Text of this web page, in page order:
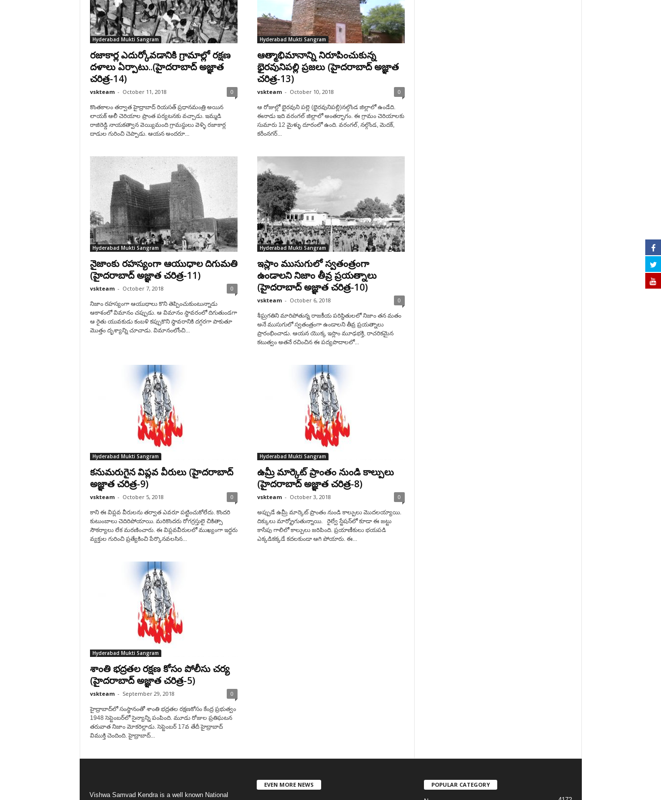
Hyderabad Mukti Sangram
రజాకార్ల ఎదుర్కోవడానికి గ్రామాల్లో రక్షణ
దళాలు ఏర్పాటు..(హైదరాబాద్ అజ్ఞాత
చరిత్ర-14)
vskteam - October 11, 2018 0
కొంతకాలం తర్వాత హైద్రాబాద్ రియసత్ ప్రధానమంత్రి అయిన
లాయక్ ఆలీ చెరియాల ప్రాంత పర్యటనకు వచ్చాడు. ఇమ్మడి
రాజిరెడ్డి నాయకత్వాన వెయ్యిమంది గ్రామస్థులు వెళ్ళి రజాకార్ల
దాడుల గురించి చెప్పాడు. ఆయన అందరూ...
Hyderabad Mukti Sangram
ఆత్మాభిమానాన్ని నిరూపించుకున్న
భైరవునిపల్లి ప్రజలు (హైదరాబాద్ అజ్ఞాత
చరిత్ర-13)
vskteam - October 10, 2018 0
ఆ రోజుల్లో భైరవుని పల్లె (భైరవునిపల్లి)నల్గొండ జిల్లాలో ఉండేది.
ఈనాడు ఇది వరంగల్ జిల్లాలో అంతర్భాగం. ఈ గ్రామం చెరియాలకు
సుమారు 12 మైళ్ళు దూరంలో ఉంది. వరంగల్, నల్గొండ, మెదక్,
కరీంనగర్...
Hyderabad Mukti Sangram
నైజాంకు రహస్యంగా ఆయుధాల దిగుమతి
(హైదరాబాద్ అజ్ఞాత చరిత్ర-11)
vskteam - October 7, 2018 0
నిజాం రహస్యంగా ఆయుధాలు కొని తెప్పించుకుంటున్నాడు
ఆకాశంలో విమానం చప్పుడు. ఆ విమానం స్థావరంలో దిగుతుండగా
ఆ రైతు యువకుడు కంబళి కప్పుకొని స్థావరానికి దగ్గరగా పాకుతూ
మొత్తం దృశ్యాన్ని చూచాడు. విమానంలోంచి...
Hyderabad Mukti Sangram
ఇస్లాం ముసుగులో స్వతంత్రంగా
ఉండాలని నిజాం తీవ్ర ప్రయత్నాలు
(హైదరాబాద్ అజ్ఞాత చరిత్ర-10)
vskteam - October 6, 2018 0
శీఘ్రగతిని మారిపోతున్న రాజకీయ పరిస్థితులలో నిజాం తన మతం
అనే ముసుగులో స్వతంత్రంగా ఉండాలని తీవ్ర ప్రయత్నాలు
ప్రారంభించాడు. ఆయన యొక్క ఇస్లాం మూఢభక్తి, రాచరికమైన
కటుత్వం అతనే రచించిన ఈ పద్యపాదాలలో...
Hyderabad Mukti Sangram
కనుమరుగైన విప్లవ వీరులు (హైదరాబాద్
అజ్ఞాత చరిత్ర-9)
vskteam - October 5, 2018 0
కాని ఈ విప్లవ వీరులను తర్వాత ఎవరూ పట్టించుకోలేదు. కొందరి
కుటుంబాలు చెదిరిపోయాయి. మరికొందరు రోగగ్రస్తులై చికిత్సా
సౌకర్యాలు లేక మరణించారు. ఈ విప్లవవీరులలో ముఖ్యంగా ఇద్దరు
వ్యక్తుల గురించి ప్రత్యేకించి పేర్కొనవలసిన...
Hyderabad Mukti Sangram
ఉమ్రీ మార్కెట్ ప్రాంతం నుండి కాల్పులు
(హైదరాబాద్ అజ్ఞాత చరిత్ర-8)
vskteam - October 3, 2018 0
అప్పుడే ఉమ్రీ మార్కెట్ ప్రాంతం నుండి కాల్పులు మొదలయ్యాయి.
దిక్కులు మార్మ్రోగుతున్నాయి. రైల్వే స్టేషన్‌లో కూడా ఈ జట్టు
కాసేపు గాలిలో కాల్పులు జరిపింది. ప్రయాణీకులు భయపడి
ఎక్కడికక్కడే కదలకుండా ఆగి పోయారు. ఈ...
Hyderabad Mukti Sangram
శాంతి భద్రతల రక్షణ కోసం పోలీసు చర్య
(హైదరాబాద్ అజ్ఞాత చరిత్ర-5)
vskteam - September 29, 2018 0
హైద్రాబాద్‌లో సంస్థానంతో శాంతి భద్రతల రక్షణకోసం కేంద్ర ప్రభుత్వం
1948 సెప్టెంబర్‌లో సైన్యాన్ని పంపింది. మూడు రోజుల ప్రతిఘటన
తరువాత నిజాం మోకరిల్లాడు. సెప్టెంబర్ 17వ తేదీ హైద్రాబాద్
విముక్తి చెందింది. హైద్రాబాద్...
Vishwa Samvad Kendra is a well known National
EVEN MORE NEWS POPULAR CATEGORY